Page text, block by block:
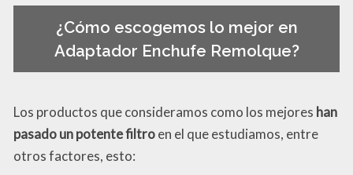
¿Cómo escogemos lo mejor en
Adaptador Enchufe Remolque?
Los productos que consideramos como los mejores han
pasado un potente filtroen el que estudiamos, entre
otros factores, esto: